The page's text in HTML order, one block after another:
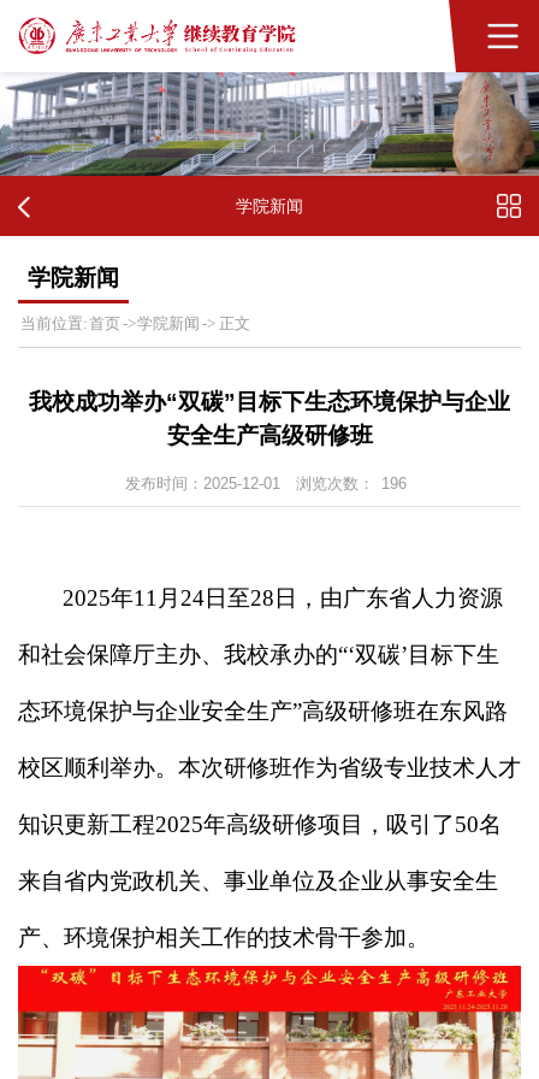
学院新闻
学院新闻
当前位置:首页->学院新闻 -> 正文
我校成功举办“双碳”目标下生态环境保护与企业
安全生产高级研修班
发布时间：2025-12-01 浏览次数： 196
2025年11月24日至28日，由广东省人力资源
和社会保障厅主办、我校承办的“‘双碳’目标下生
态环境保护与企业安全生产”高级研修班在东风路
校区顺利举办。本次研修班作为省级专业技术人才
知识更新工程2025年高级研修项目，吸引了50名
来自省内党政机关、事业单位及企业从事安全生
产、环境保护相关工作的技术骨干参加。